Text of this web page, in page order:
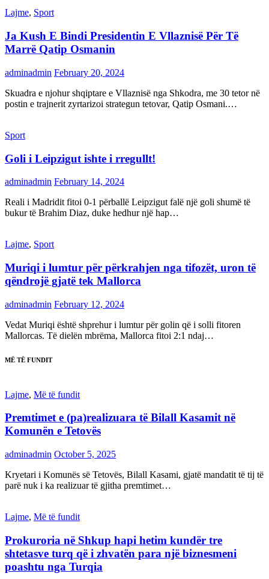
Lajme, Sport
Ja Kush E Bindi Presidentin E Vllaznisë Për Të
Marrë Qatip Osmanin
adminadmin February 20, 2024
Skuadra e njohur shqiptare e Vllaznisë nga Shkodra, me 30 tetor në
postin e trajnerit zyrtarizoi strategun tetovar, Qatip Osmani.…
Sport
Goli i Leipzigut ishte i rregullt!
adminadmin February 14, 2024
Reali i Madridit fitoi 0-1 përballë Leipzigut falë një goli shumë të
bukur të Brahim Diaz, duke hedhur një hap…
Lajme, Sport
Muriqi i lumtur për përkrahjen nga tifozët, uron të
qëndrojë gjatë tek Mallorca
adminadmin February 12, 2024
Vedat Muriqi është shprehur i lumtur për golin që i solli fitoren
Mallorcas. Të dielën mbrëma, Mallorca fitoi 2:1 ndaj…
MË TË FUNDIT
Lajme, Më të fundit
Premtimet e (pa)realizuara të Bilall Kasamit në
Komunën e Tetovës
adminadmin October 5, 2025
Kryetari i Komunës së Tetovës, Bilall Kasami, gjatë mandatit të tij të
parë nuk i ka realizuar të gjitha premtimet…
Lajme, Më të fundit
Prokuroria në Shkup hapi hetim kundër tre
shtetasve turq që i zhvatën para një biznesmeni
poashtu nga Turqia